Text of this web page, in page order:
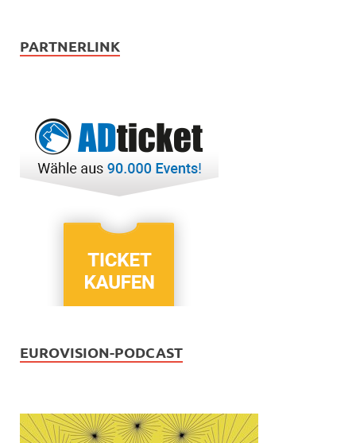
PARTNERLINK
EUROVISION-PODCAST